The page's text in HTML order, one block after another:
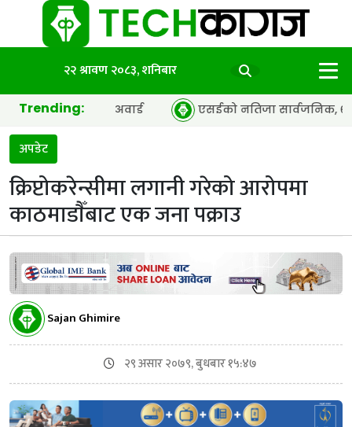
२२ श्रावण २०८३, शनिबार
Trending:
द इयर’ अवार्ड एसईको नतिजा सार्वजनिक, ६५.९८ प्रतिशत
अपडेट
क्रिप्टोकरेन्सीमा लगानी गरेको आरोपमा
काठमाडाैँबाट एक जना पक्राउ
Sajan Ghimire
२९ असार २०७९, बुधबार १५:४७